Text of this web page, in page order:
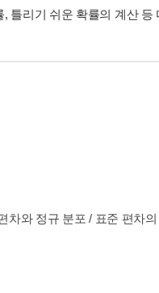
틀리기 쉬운 확률의 계산
와 정규 분포 / 표준 편차